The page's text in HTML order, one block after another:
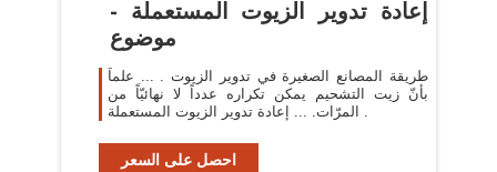
إعادة تدوير الزيوت المستعملة -
موضوع
طريقة المصانع الصغيرة في تدوير الزيوت . ... علماً
بأنّ زيت التشحيم يمكن تكراره عدداً لا نهائيّاً من
المرّات. ... إعادة تدوير الزيوت المستعملة .
احصل على السعر